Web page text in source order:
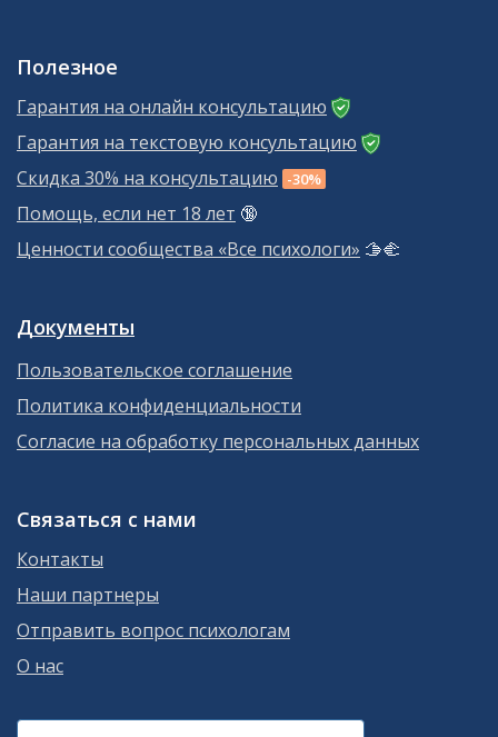
Полезное
Гарантия на онлайн консультацию
Гарантия на текстовую консультацию
Скидка 30% на консультацию -30%
Помощь, если нет 18 лет 🔞
Ценности сообщества «Все психологи» 🫱‍🫲
Документы
Пользовательское соглашение
Политика конфиденциальности
Согласие на обработку персональных данных
Связаться с нами
Контакты
Наши партнеры
Отправить вопрос психологам
О нас